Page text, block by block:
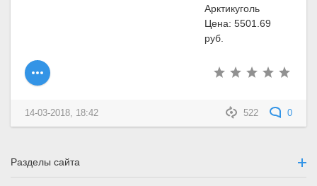
Арктикуголь
Цена: 5501.69
руб.
522 0
14-03-2018, 18:42
Разделы сайта